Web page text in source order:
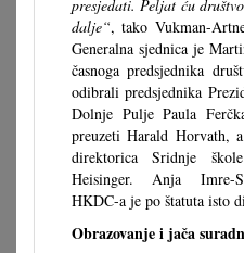
presjedati. Peljat ću
dalje“, tako Vukman-
Generalna sjednica je
časnoga predsjednika
odibrali predsjednika
Dolnje Pulje Paula
preuzeti Harald Horvath,
direktorica Sridnje
Heisinger. Anja Imre-
HKDC-a je po štatuta isto
Obrazovanje i jača